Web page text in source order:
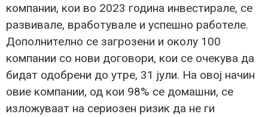
компании, кои во 2023 година инвестирале, се
развивале, вработувале и успешно работеле.
Дополнително се загрозени и околу 100
компании со нови договори, кои се очекува да
бидат одобрени до утре, 31 јули. На овој начин
овие компании, од кои 98% се домашни, се
изложуваат на сериозен ризик да не ги